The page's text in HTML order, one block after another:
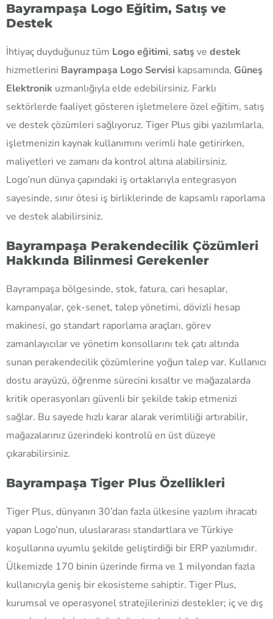
Bayrampaşa Logo Eğitim, Satış ve
Destek
İhtiyaç duyduğunuz tüm Logo eğitimi, satışve destek
hizmetlerini Bayrampaşa Logo Servisi kapsamında, Güneş
Elektronik uzmanlığıyla elde edebilirsiniz. Farklı
sektörlerde faaliyet gösteren işletmelere özel eğitim, satış
ve destek çözümleri sağlıyoruz. Tiger Plus gibi yazılımlarla,
işletmenizin kaynak kullanımını verimli hale getirirken,
maliyetleri ve zamanı da kontrol altına alabilirsiniz.
Logo’nun dünya çapındaki iş ortaklarıyla entegrasyon
sayesinde, sınır ötesi iş birliklerinde de kapsamlı raporlama
ve destek alabilirsiniz.
Bayrampaşa Perakendecilik Çözümleri
Hakkında Bilinmesi Gerekenler
Bayrampaşa bölgesinde, stok, fatura, cari hesaplar,
kampanyalar, çek-senet, talep yönetimi, dövizli hesap
makinesi, go standart raporlama araçları, görev
zamanlayıcılar ve yönetim konsollarını tek çatı altında
sunan perakendecilik çözümlerine yoğun talep var. Kullanıcı
dostu arayüzü, öğrenme sürecini kısaltır ve mağazalarda
kritik operasyonları güvenli bir şekilde takip etmenizi
sağlar. Bu sayede hızlı karar alarak verimliliği artırabilir,
mağazalarınız üzerindeki kontrolü en üst düzeye
çıkarabilirsiniz.
Bayrampaşa Tiger Plus Özellikleri
Tiger Plus, dünyanın 30’dan fazla ülkesine yazılım ihracatı
yapan Logo’nun, uluslararası standartlara ve Türkiye
koşullarına uyumlu şekilde geliştirdiği bir ERP yazılımıdır.
Ülkemizde 170 binin üzerinde firma ve 1 milyondan fazla
kullanıcıyla geniş bir ekosisteme sahiptir. Tiger Plus,
kurumsal ve operasyonel stratejilerinizi destekler; iç ve dış